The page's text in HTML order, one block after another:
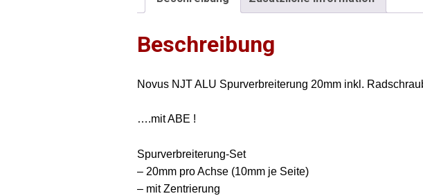
Beschreibung
Novus NJT ALU Spurverbreiterung 20mm inkl.
….mit ABE !
Spurverbreiterung-Set
– 20mm pro Achse (10mm je Seite)
– mit Zentrierung